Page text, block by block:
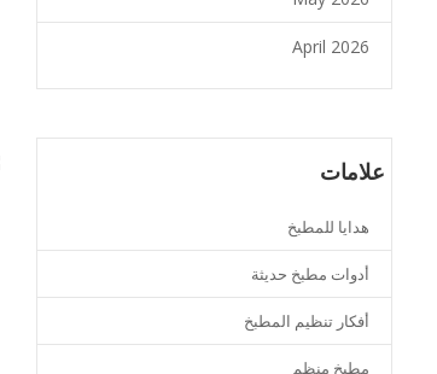
April 2026
علامات
هدايا للمطبخ
أدوات مطبخ حديثة
أفكار تنظيم المطبخ
مطبخ منظم